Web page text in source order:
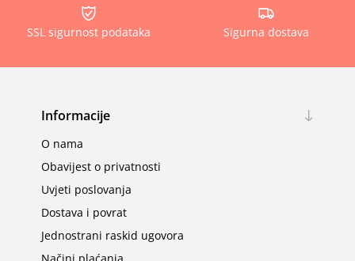
SSL sigurnost podataka Sigurna dostava
Informacije
O nama
Obavijest o privatnosti
Uvjeti poslovanja
Dostava i povrat
Jednostrani raskid ugovora